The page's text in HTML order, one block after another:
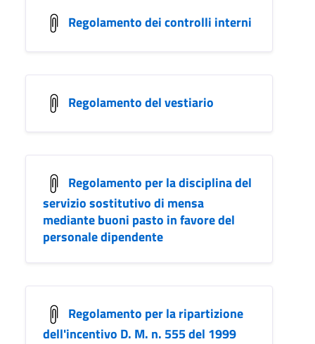
Regolamento dei controlli interni
Regolamento del vestiario
Regolamento per la disciplina del
servizio sostitutivo di mensa
mediante buoni pasto in favore del
personale dipendente
Regolamento per la ripartizione
dell'incentivo D. M. n. 555 del 1999